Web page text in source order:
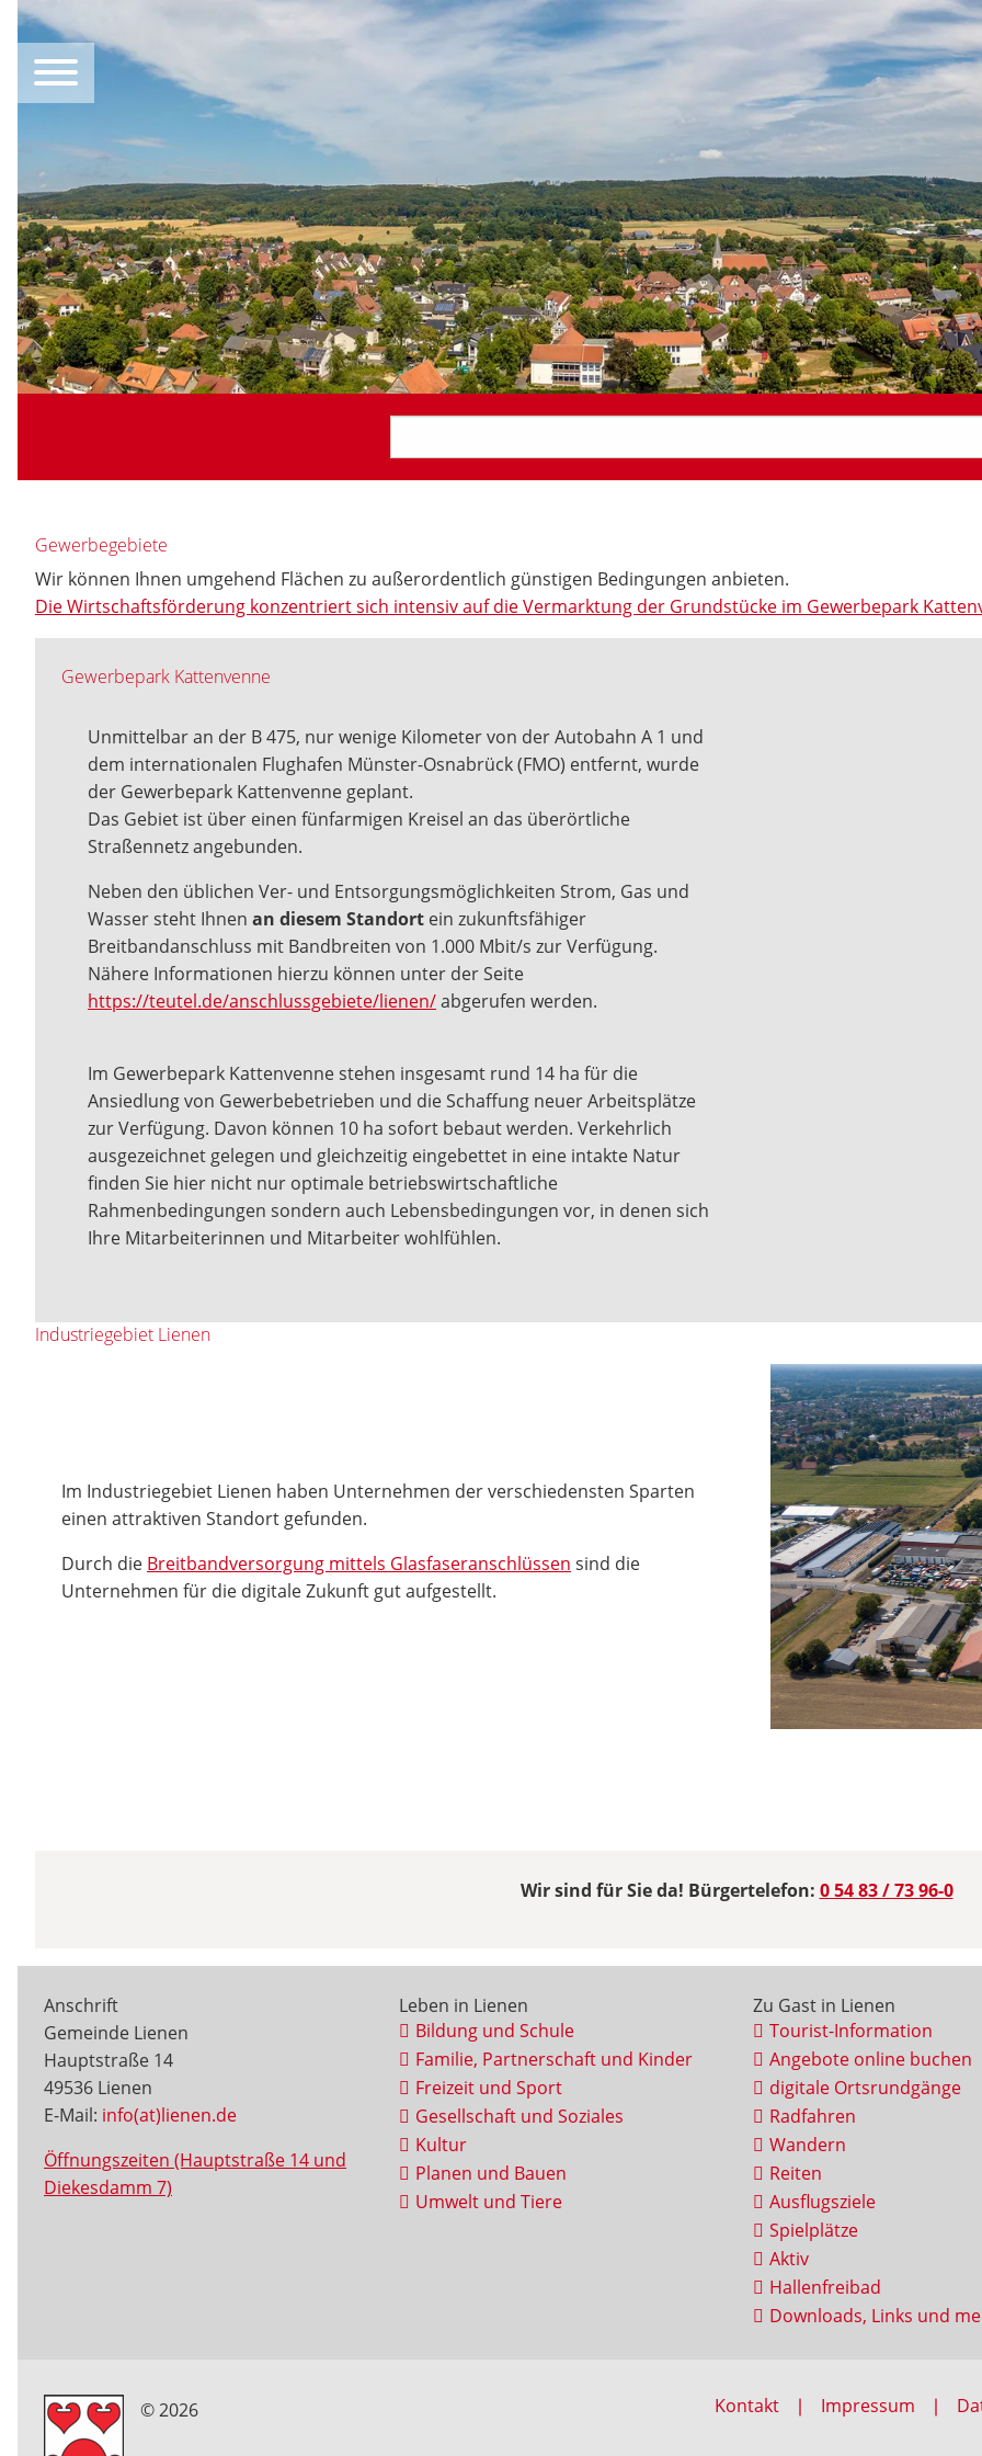
Gewerbegebiete
Wir können Ihnen umgehend Flächen zu außerordentlich günstigen Bedingungen anbieten.
Die Wirtschaftsförderung konzentriert sich intensiv auf die Vermarktung der Grundstücke im Gewerbepark
Gewerbepark Kattenvenne
Unmittelbar an der B 475, nur wenige Kilometer von der Autobahn A 1 und
dem internationalen Flughafen Münster-Osnabrück (FMO) entfernt, wurde
der Gewerbepark Kattenvenne geplant.
Das Gebiet ist über einen fünfarmigen Kreisel an das überörtliche
Straßennetz angebunden.
Neben den üblichen Ver- und Entsorgungsmöglichkeiten Strom, Gas und
Wasser steht Ihnen an diesem Standort ein zukunftsfähiger
Breitbandanschluss mit Bandbreiten von 1.000 Mbit/s zur Verfügung.
Nähere Informationen hierzu können unter der Seite
https://teutel.de/anschlussgebiete/lienen/abgerufen werden.
Im Gewerbepark Kattenvenne stehen insgesamt rund 14 ha für die
Ansiedlung von Gewerbebetrieben und die Schaffung neuer Arbeitsplätze
zur Verfügung. Davon können 10 ha sofort bebaut werden. Verkehrlich
ausgezeichnet gelegen und gleichzeitig eingebettet in eine intakte Natur
finden Sie hier nicht nur optimale betriebswirtschaftliche
Rahmenbedingungen sondern auch Lebensbedingungen vor, in denen sich
Ihre Mitarbeiterinnen und Mitarbeiter wohlfühlen.
Industriegebiet Lienen
Im Industriegebiet Lienen haben Unternehmen der verschiedensten Sparten
einen attraktiven Standort gefunden.
Durch die Breitbandversorgung mittels Glasfaseranschlüssen sind die
Unternehmen für die digitale Zukunft gut aufgestellt.
Wir sind für Sie da! Bürgertelefon: 0 54 83 / 73 96-0
Anschrift
Gemeinde Lienen
Hauptstraße 14
49536 Lienen
E-Mail: info(at)lienen.de
Öffnungszeiten (Hauptstraße 14 und
Diekesdamm 7)
Leben in Lienen
Bildung und Schule
Familie, Partnerschaft und Kinder
Freizeit und Sport
Gesellschaft und Soziales
Kultur
Planen und Bauen
Umwelt und Tiere
Zu Gast in Lienen
Tourist-Information
Angebote online buchen
digitale Ortsrundgänge
Radfahren
Wandern
Reiten
Ausflugsziele
Spielplätze
Aktiv
Hallenfreibad
Downloads, Links und
© 2026 Kontakt Impressum